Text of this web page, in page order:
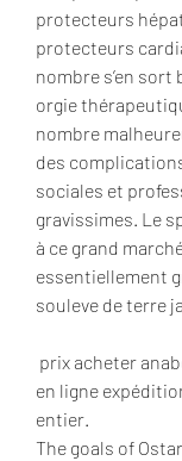
protecteurs
protecteurs
nombre s’en sort
orgie
nombre
des
sociales et
gravissimes. Le
à ce grand
essentiellement
souleve de terre
en ligne
entier.
The goals of